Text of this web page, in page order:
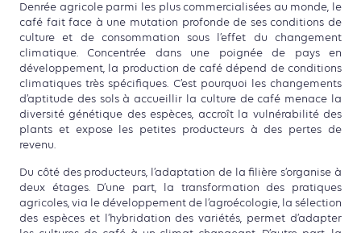
Denrée agricole parmi les plus commercialisées au monde, le
café fait face à une mutation profonde de ses conditions de
culture et de consommation sous l’effet du changement
climatique. Concentrée dans une poignée de pays en
développement, la production de café dépend de conditions
climatiques très spécifiques. C’est pourquoi les changements
d’aptitude des sols à accueillir la culture de café menace la
diversité génétique des espèces, accroît la vulnérabilité des
plants et expose les petites producteurs à des pertes de
revenu.
Du côté des producteurs, l’adaptation de la filière s’organise à
deux étages. D’une part, la transformation des pratiques
agricoles, via le développement de l’agroécologie, la sélection
des espèces et l’hybridation des variétés, permet d’adapter